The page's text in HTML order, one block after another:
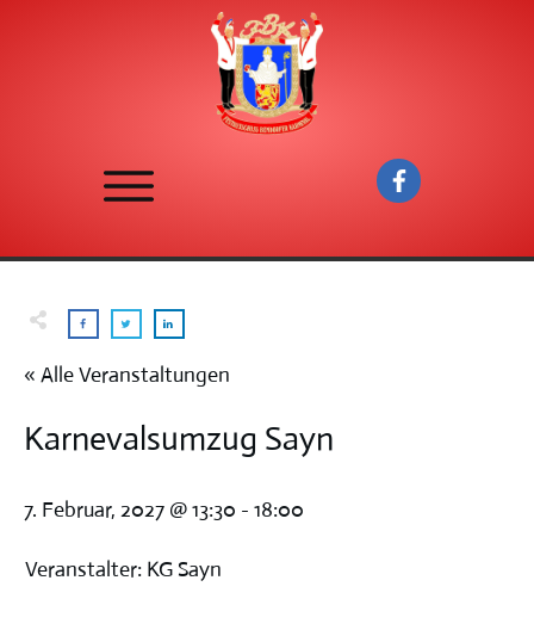
« Alle Veranstaltungen
Karnevalsumzug Sayn
7. Februar, 2027 @ 13:30 - 18:00
Veranstalter: KG Sayn